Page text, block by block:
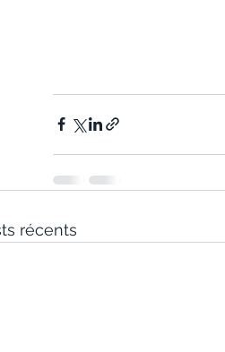
récents